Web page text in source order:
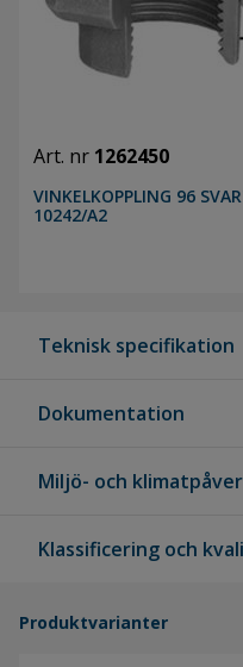
Art. nr 1262450
VINKELKOPPLING 96
10242/A2
Teknisk specifikation
Dokumentation
Miljö- och
Klassificering och
Produktvarianter